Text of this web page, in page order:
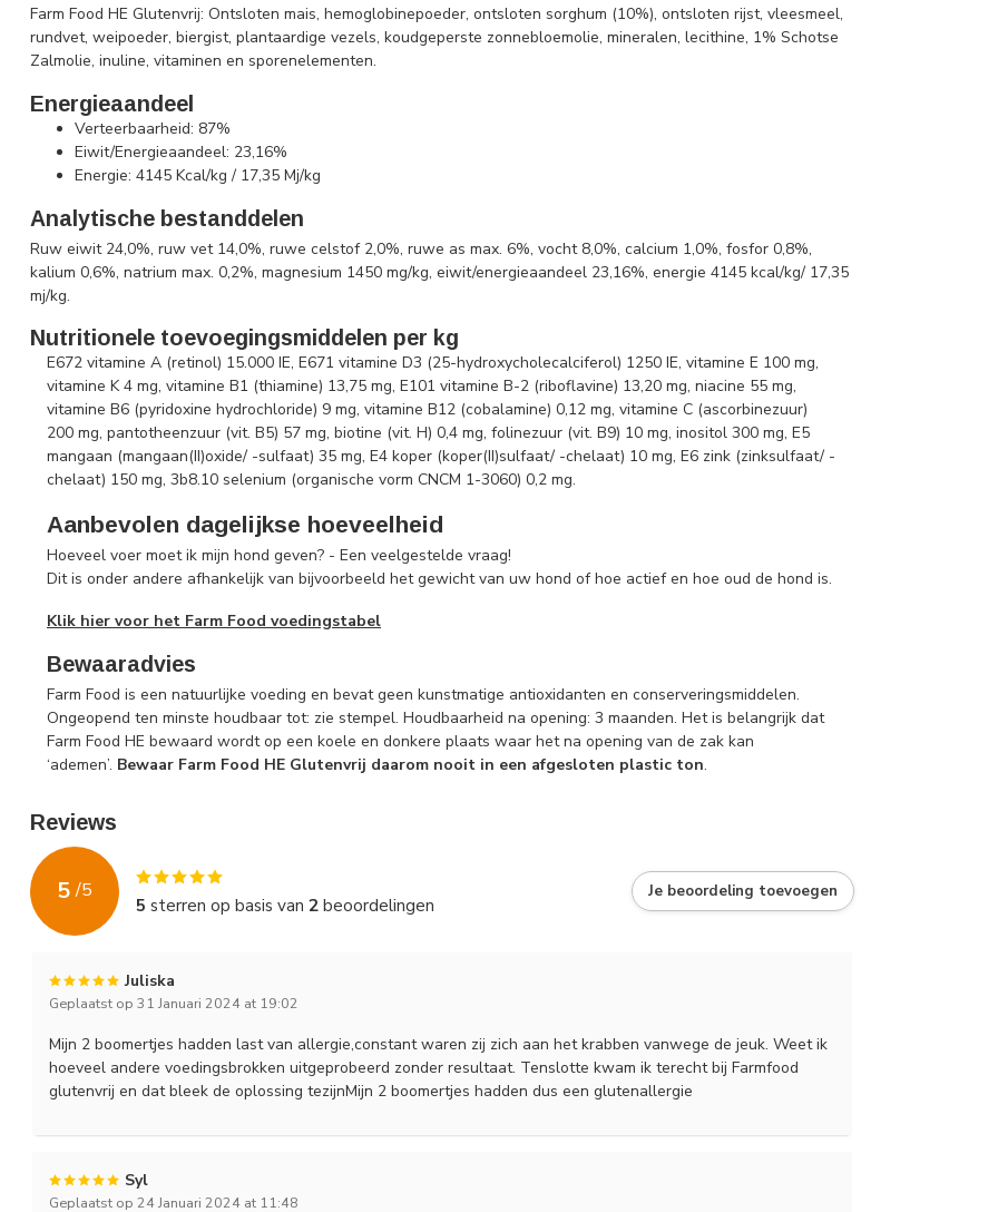
Farm Food HE Glutenvrij: Ontsloten mais, hemoglobinepoeder, ontsloten sorghum (10%), ontsloten rijst, vleesmeel,
rundvet, weipoeder, biergist, plantaardige vezels, koudgeperste zonnebloemolie, mineralen, lecithine, 1% Schotse
Zalmolie, inuline, vitaminen en sporenelementen.
Energieaandeel
Verteerbaarheid: 87%
Eiwit/Energieaandeel: 23,16%
Energie: 4145 Kcal/kg / 17,35 Mj/kg
Analytische bestanddelen
Ruw eiwit 24,0%, ruw vet 14,0%, ruwe celstof 2,0%, ruwe as max. 6%, vocht 8,0%, calcium 1,0%, fosfor 0,8%,
kalium 0,6%, natrium max. 0,2%, magnesium 1450 mg/kg, eiwit/energieaandeel 23,16%, energie 4145 kcal/kg/ 17,35
mj/kg.
Nutritionele toevoegingsmiddelen per kg
E672 vitamine A (retinol) 15.000 IE, E671 vitamine D3 (25-hydroxycholecalciferol) 1250 IE, vitamine E 100 mg,
vitamine K 4 mg, vitamine B1 (thiamine) 13,75 mg, E101 vitamine B-2 (riboflavine) 13,20 mg, niacine 55 mg,
vitamine B6 (pyridoxine hydrochloride) 9 mg, vitamine B12 (cobalamine) 0,12 mg, vitamine C (ascorbinezuur)
200 mg, pantotheenzuur (vit. B5) 57 mg, biotine (vit. H) 0,4 mg, folinezuur (vit. B9) 10 mg, inositol 300 mg, E5
mangaan (mangaan(II)oxide/ -sulfaat) 35 mg, E4 koper (koper(II)sulfaat/ -chelaat) 10 mg, E6 zink (zinksulfaat/ -
chelaat) 150 mg, 3b8.10 selenium (organische vorm CNCM 1-3060) 0,2 mg.
Aanbevolen dagelijkse hoeveelheid
Hoeveel voer moet ik mijn hond geven? - Een veelgestelde vraag!
Dit is onder andere afhankelijk van bijvoorbeeld het gewicht van uw hond of hoe actief en hoe oud de hond is.
Klik hier voor het Farm Food voedingstabel
Bewaaradvies
Farm Food is een natuurlijke voeding en bevat geen kunstmatige antioxidanten en conserveringsmiddelen.
Ongeopend ten minste houdbaar tot: zie stempel. Houdbaarheid na opening: 3 maanden. Het is belangrijk dat
Farm Food HE bewaard wordt op een koele en donkere plaats waar het na opening van de zak kan
‘ademen’. Bewaar Farm Food HE Glutenvrij daarom nooit in een afgesloten plastic ton.
Reviews
5 /5
5 sterren op basis van 2beoordelingen
Je beoordeling toevoegen
Juliska
Geplaatst op 31 Januari 2024 at 19:02
Mijn 2 boomertjes hadden last van allergie,constant waren zij zich aan het krabben vanwege de jeuk. Weet ik
hoeveel andere voedingsbrokken uitgeprobeerd zonder resultaat. Tenslotte kwam ik terecht bij Farmfood
glutenvrij en dat bleek de oplossing tezijnMijn 2 boomertjes hadden dus een glutenallergie
Syl
Geplaatst op 24 Januari 2024 at 11:48